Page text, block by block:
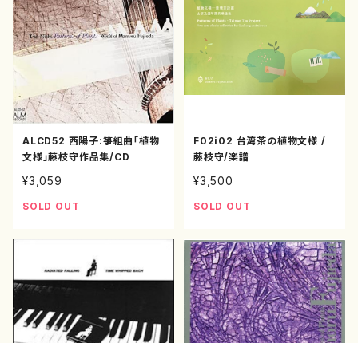
ALCD52 西陽子:箏組曲「植物
文様」藤枝守作品集/CD
¥3,059
SOLD OUT
F02i02 台湾茶の植物文様 /
藤枝守/楽譜
¥3,500
SOLD OUT